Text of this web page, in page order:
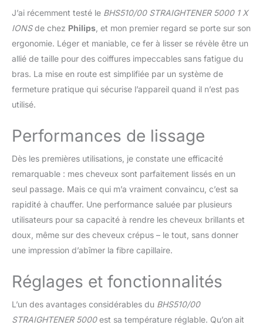
5000 est doté de
qui glissent parfaitement
le long de vos cheveux
pour un lissage 50 %
plus rapide** Intensifiez
cheveux grâce aux ions
statique. Vos cheveux
sont préservés, lisses,
brillants et sans frisottis.
Les plaques en
céramique infusées
d'huile d'argan rendent la
stylisation facile et
rapide, pour des cheveux
soyeux Comprend :
Lisseur filaire Philips série
5000 noir, tapis
enroulable
J’ai récemment testé le BHS510/00 STRAIGHTENER 5000 1 X
IONSde chez Philips , et mon premier regard se porte sur son
ergonomie. Léger et maniable, ce fer à lisser se révèle être un
allié de taille pour des coiffures impeccables sans fatigue du
bras. La mise en route est simplifiée par un système de
fermeture pratique qui sécurise l’appareil quand il n’est pas
utilisé.
Performances de lissage
Dès les premières utilisations, je constate une efficacité
remarquable : mes cheveux sont parfaitement lissés en un
seul passage. Mais ce qui m’a vraiment convaincu, c’est sa
rapidité à chauffer. Une performance saluée par plusieurs
utilisateurs pour sa capacité à rendre les cheveux brillants et
doux, même sur des cheveux crépus – le tout, sans donner
une impression d’abîmer la fibre capillaire.
Réglages et fonctionnalités
L’un des avantages considérables du BHS510/00
STRAIGHTENER 5000est sa température réglable. Qu’on ait